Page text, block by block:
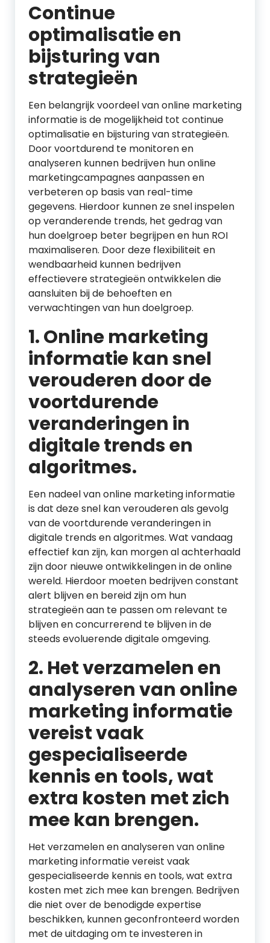
Continue
optimalisatie en
bijsturing van
strategieën
Een belangrijk voordeel van online marketing
informatie is de mogelijkheid tot continue
optimalisatie en bijsturing van strategieën.
Door voortdurend te monitoren en
analyseren kunnen bedrijven hun online
marketingcampagnes aanpassen en
verbeteren op basis van real-time
gegevens. Hierdoor kunnen ze snel inspelen
op veranderende trends, het gedrag van
hun doelgroep beter begrijpen en hun ROI
maximaliseren. Door deze flexibiliteit en
wendbaarheid kunnen bedrijven
effectievere strategieën ontwikkelen die
aansluiten bij de behoeften en
verwachtingen van hun doelgroep.
1. Online marketing
informatie kan snel
verouderen door de
voortdurende
veranderingen in
digitale trends en
algoritmes.
Een nadeel van online marketing informatie
is dat deze snel kan verouderen als gevolg
van de voortdurende veranderingen in
digitale trends en algoritmes. Wat vandaag
effectief kan zijn, kan morgen al achterhaald
zijn door nieuwe ontwikkelingen in de online
wereld. Hierdoor moeten bedrijven constant
alert blijven en bereid zijn om hun
strategieën aan te passen om relevant te
blijven en concurrerend te blijven in de
steeds evoluerende digitale omgeving.
2. Het verzamelen en
analyseren van online
marketing informatie
vereist vaak
gespecialiseerde
kennis en tools, wat
extra kosten met zich
mee kan brengen.
Het verzamelen en analyseren van online
marketing informatie vereist vaak
gespecialiseerde kennis en tools, wat extra
kosten met zich mee kan brengen. Bedrijven
die niet over de benodigde expertise
beschikken, kunnen geconfronteerd worden
met de uitdaging om te investeren in